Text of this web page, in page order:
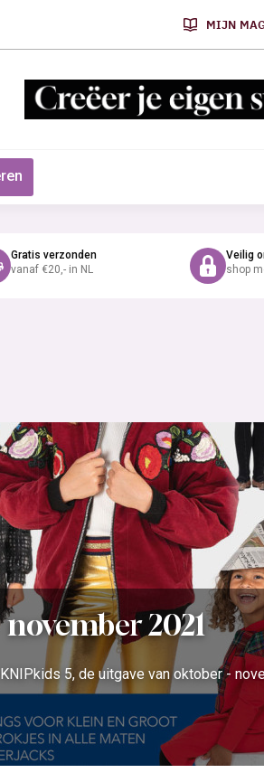
MIJN
Gratis verzonden
vanaf €20,- in NL
Veilig
shop
2021
5, de uitgave van oktober -